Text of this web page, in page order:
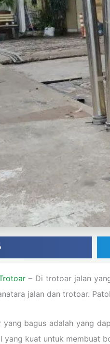
– Di trotoar jalan
jalan dan trotoar.
bagus adalah yang
yang kuat untuk membuat